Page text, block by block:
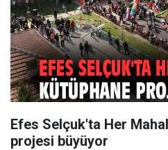
Efes Selçuk'ta Her
projesi büyüyor